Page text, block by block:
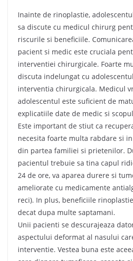
Inainte de rinoplastie,
sa discute cu medicul chirurg
riscurile si beneficiile.
pacient si medic este cruciala
interventiei chirurgicale. Foarte
discuta indelungat cu
interventia chirurgicala. Medicul
adolescentul este suficient de
explicatiile date de medic si
Este important de stiut ca
necesita foarte multa rabdare si
din partea familiei si prietenilor.
pacientul trebuie sa tina capul
24 de ore, va aparea durere si
ameliorate cu medicamente
reci). In plus, beneficiile
decat dupa multe saptamani.
Unii pacienti se descurajeaza
aspectului deformat al nasului
interventie. Vestea buna este